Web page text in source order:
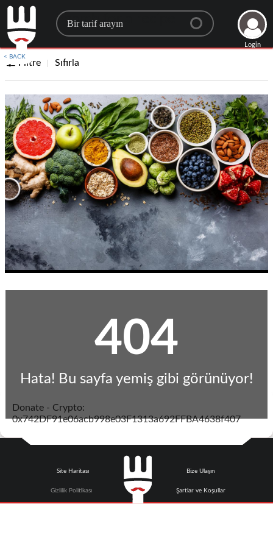
Search for a recipe
Login
Filtre Sıfırla
< BACK
404
Hata! Bu sayfa yemiş gibi görünüyor!
Donate - Crypto:
0x742DF91e06acb998e03F1313a692FFBA4638f407
Site Haritası
Gizlilik Politikası
Bize Ulaşın
Şartlar ve Koşullar